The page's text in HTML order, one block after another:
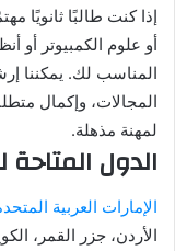
إذا كنت طالبًا ثانويًا
أو علوم الكمبيوتر أو
المناسب لك. يمكننا
المجالات، وإكمال
لمهنة مذهلة.
الدول المتاحة
الإمارات العربية
الأردن، جزر القمر،